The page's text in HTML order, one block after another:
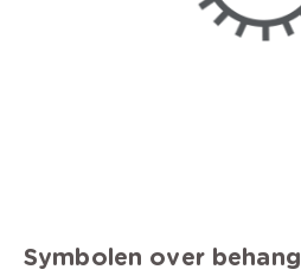
Symbolen over behang